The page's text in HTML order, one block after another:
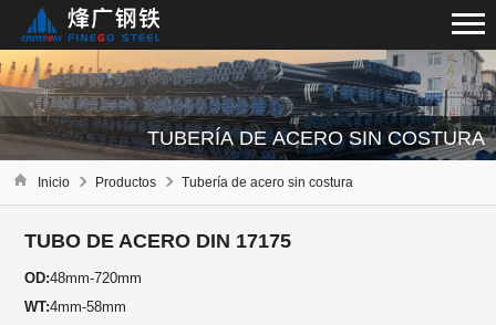
TUBERÍA DE ACERO SIN COSTURA
Inicio Productos Tubería de acero sin costura
TUBO DE ACERO DIN 17175
OD:48mm-720mm
WT:4mm-58mm